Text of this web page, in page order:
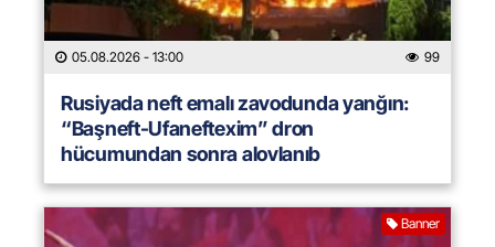
05.08.2026 - 13:00 99
Rusiyada neft emalı zavodunda yanğın:
“Başneft-Ufaneftexim” dron
hücumundan sonra alovlanıb
Banner